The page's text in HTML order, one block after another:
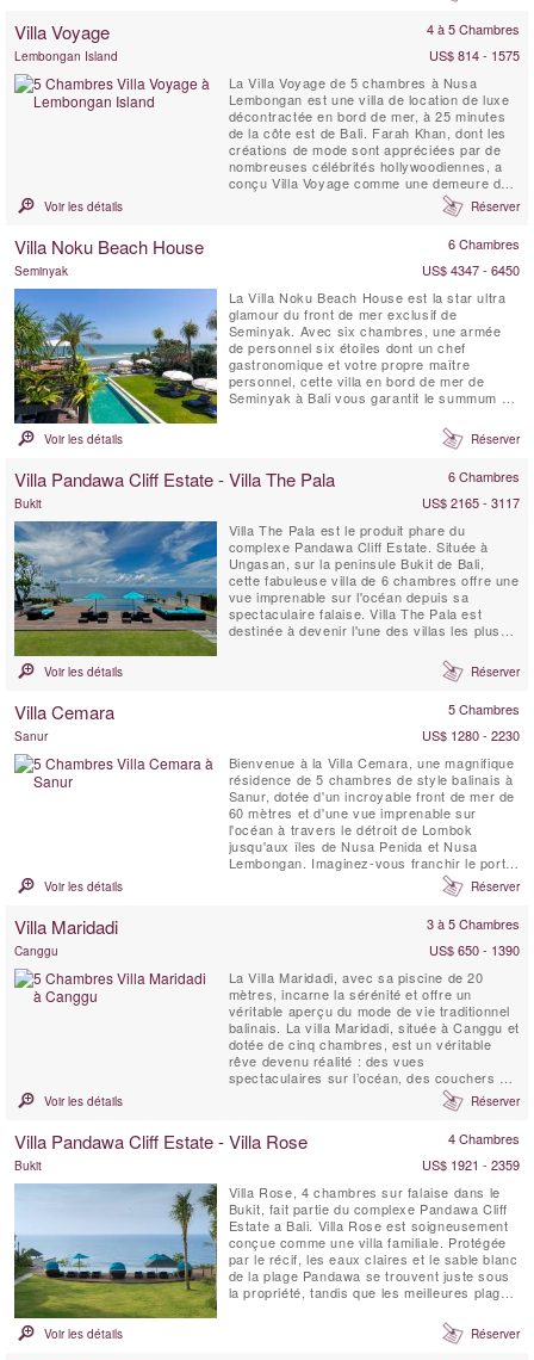
Villa Voyage 4 à 5 Chambres
Lembongan Island
US$ 814 - 1575
La Villa Voyage de 5 chambres à Nusa
Lembongan est une villa de location de luxe
décontractée en bord de mer, à 25 minutes
de la côte est de Bali. Farah Khan, dont les
créations de mode sont appréciées par de
nombreuses célébrités hollywoodiennes, a
conçu Villa Voyage comme une demeure de
luxe pieds nus, tout en conservant le charme
d’antan des planchers en bois de cocotier,
des lampes en bois flotté dans un cadre ...
Voir les détails Réserver
Villa Noku Beach House 6 Chambres
Seminyak
US$ 4347 - 6450
La Villa Noku Beach House est la star ultra
glamour du front de mer exclusif de
Seminyak. Avec six chambres, une armée
de personnel six étoiles dont un chef
gastronomique et votre propre maître
personnel, cette villa en bord de mer de
Seminyak à Bali vous garantit le summum du
divertissante avec terrasses et terrasses
couvertes, un spa avec bassin profond, de
de tennis en bord de mer flanquent...
Voir les détails Réserver
Villa Pandawa Cliff Estate - Villa The Pala 6 Chambres
Bukit
US$ 2165 - 3117
Villa The Pala est le produit phare du
complexe Pandawa Cliff Estate. Située à
Ungasan, sur la peninsule Bukit de Bali,
cette fabuleuse villa de 6 chambres offre une
vue imprenable sur l'océan depuis sa
spectaculaire falaise. Villa The Pala est
destinée à devenir l'une des villas les plus
un mariage grandiose, ou pour un séjour en
famille, ou encore comme un refuge
Voir les détails Réserver
Villa Cemara 5 Chambres
Sanur
US$ 1280 - 2230
Bienvenue à la Villa Cemara, une magnifique
résidence de 5 chambres de style balinais à
Sanur, dotée d'un incroyable front de mer de
60 mètres et d'une vue imprenable sur
l'océan à travers le détroit de Lombok
jusqu'aux îles de Nusa Penida et Nusa
Lembongan. Imaginez-vous franchir le portail
privé de la villa, traverser le sable doré et
plonger dans les eaux chaudes et peu
promenade tranquille (ou une balade à vélo
Voir les détails Réserver
Villa Maridadi 3 à 5 Chambres
Canggu
US$ 650 - 1390
La Villa Maridadi, avec sa piscine de 20
mètres, incarne la sérénité et offre un
véritable aperçu du mode de vie traditionnel
balinais. La villa Maridadi, située à Canggu et
dotée de cinq chambres, est un véritable
rêve devenu réalité : des vues
spectaculaires sur l’océan, des couchers de
soleil à couper le souffle et une vie luxueuse
en plein air au milieu de rizières verdoyantes
Villa Maridadi se trouve à quelques ...
Voir les détails Réserver
Villa Pandawa Cliff Estate - Villa Rose 4 Chambres
Bukit
US$ 1921 - 2359
Villa Rose, 4 chambres sur falaise dans le
Bukit, fait partie du complexe Pandawa Cliff
Estate a Bali. Villa Rose est soigneusement
conçue comme une villa familiale. Protégée
par le récif, les eaux claires et le sable blanc
de la plage Pandawa se trouvent juste sous
la propriété, tandis que les meilleures plages
Voir les détails Réserver